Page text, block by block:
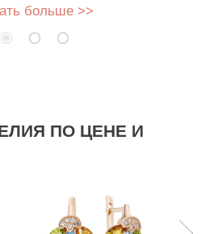
больше >>
ПО ЦЕНЕ И